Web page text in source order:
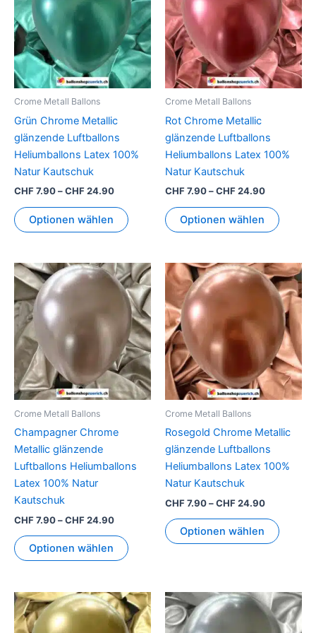
Crome Metall Ballons
Grün Chrome Metallic
glänzende Luftballons
Heliumballons Latex 100%
Natur Kautschuk
CHF7.90–CHF24.90
Optionen wählen
mehrere
Varianten
auf.
Die
Optionen
Produktseite
gewählt
Crome Metall Ballons
Rot Chrome Metallic
glänzende Luftballons
Heliumballons Latex 100%
Natur Kautschuk
CHF7.90–CHF24.90
Optionen wählen
auf.
Die
gewählt
Crome Metall Ballons
Champagner Chrome
Metallic glänzende
Luftballons Heliumballons
Latex 100% Natur
Kautschuk
CHF7.90–CHF24.90
Preisspanne:
CHF 7.90
bis
CHF 24.90
Optionen wählen
Dieses
Produkt
weist
mehrere
Varianten
auf.
Die
Optionen
Produktseite
gewählt
Crome Metall Ballons
Rosegold Chrome Metallic
glänzende Luftballons
Heliumballons Latex 100%
Natur Kautschuk
CHF7.90–CHF24.90
CHF 7.90
bis
CHF 24.90
Optionen wählen
Dieses
Produkt
weist
auf.
Die
der
gewählt
Preisspanne:
CHF 7.90
bis
Dieses
Produkt
CHF 7.90
bis
Dieses
Produkt